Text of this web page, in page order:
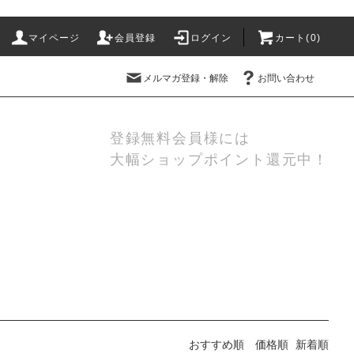
マイページ 会員登録 ログイン カート(0)
メルマガ登録・解除 お問い合わせ
登録無料会員様には
大幅ショップポイント還元中！
おすすめ順 価格順 新着順